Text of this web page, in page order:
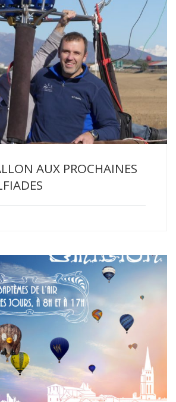
aux Montgolfiades de Saint Emilion
AUX PROCHAINES
avec le Ballon Éco aux Montgolfiades de […]